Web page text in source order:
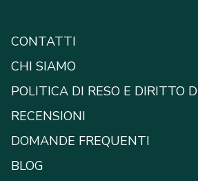
CONTATTI
CHI SIAMO
POLITICA DI RESO E DIRITTO
RECENSIONI
DOMANDE FREQUENTI
BLOG